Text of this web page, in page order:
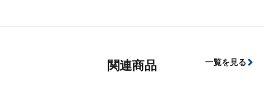
関連商品 一覧を見る